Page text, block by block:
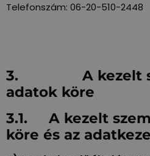
Telefonszám: 06-20-510-2448
3. A kezelt
adatok köre
3.1. A kezelt
köre és az